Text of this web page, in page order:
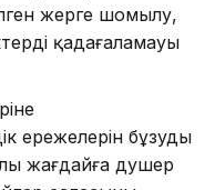
жерге шомылу,
қадағаламауы
ережелерін бұзуды
жағдайға душер